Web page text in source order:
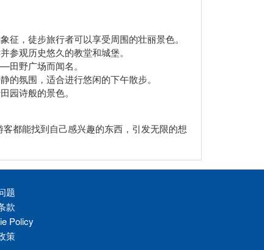
征，徒步旅行者可以享受周围的壮丽景色。
参观历史悠久的教堂和城堡。
野广场而闻名。
氛围，适合进行悠闲的下午散步。
园诗般的景色。
都能找到自己感兴趣的东西，引发无限的想
题
款
Policy
策